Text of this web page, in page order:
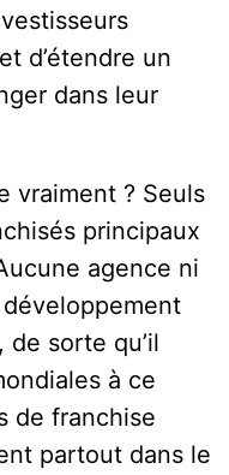
d’étendre un
dans leur
vraiment ? Seuls
principaux
agence ni
sorte qu’il
à ce
de franchise
partout dans le